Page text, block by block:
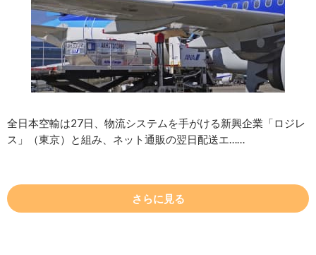
全日本空輸は27日、物流システムを手がける新興企業「ロジレ
ス」（東京）と組み、ネット通販の翌日配送エ……
さらに見る